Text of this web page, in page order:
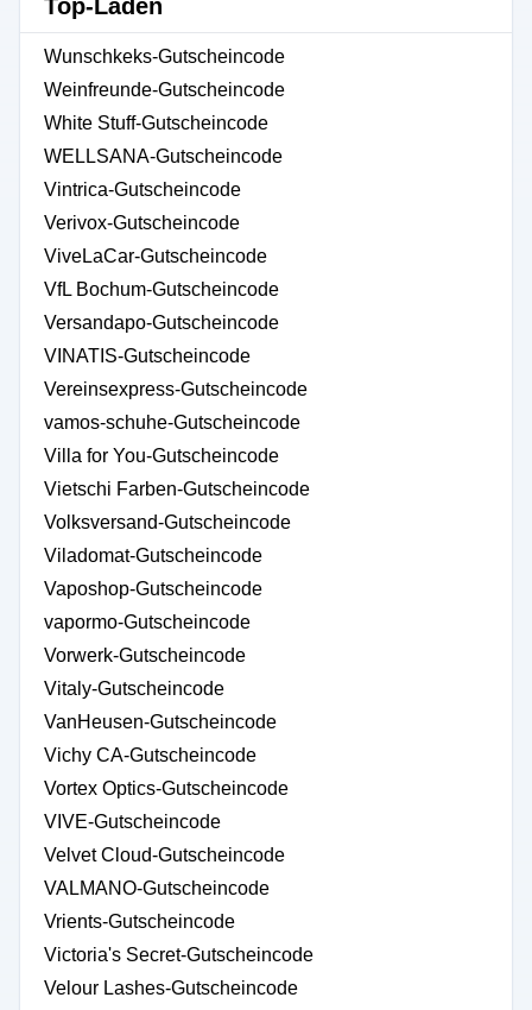
Top-Läden
Wunschkeks-Gutscheincode
Weinfreunde-Gutscheincode
White Stuff-Gutscheincode
WELLSANA-Gutscheincode
Vintrica-Gutscheincode
Verivox-Gutscheincode
ViveLaCar-Gutscheincode
VfL Bochum-Gutscheincode
Versandapo-Gutscheincode
VINATIS-Gutscheincode
Vereinsexpress-Gutscheincode
vamos-schuhe-Gutscheincode
Villa for You-Gutscheincode
Vietschi Farben-Gutscheincode
Volksversand-Gutscheincode
Viladomat-Gutscheincode
Vaposhop-Gutscheincode
vapormo-Gutscheincode
Vorwerk-Gutscheincode
Vitaly-Gutscheincode
VanHeusen-Gutscheincode
Vichy CA-Gutscheincode
Vortex Optics-Gutscheincode
VIVE-Gutscheincode
Velvet Cloud-Gutscheincode
VALMANO-Gutscheincode
Vrients-Gutscheincode
Victoria's Secret-Gutscheincode
Velour Lashes-Gutscheincode